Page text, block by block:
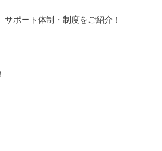
ポート体制・制度をご紹介！